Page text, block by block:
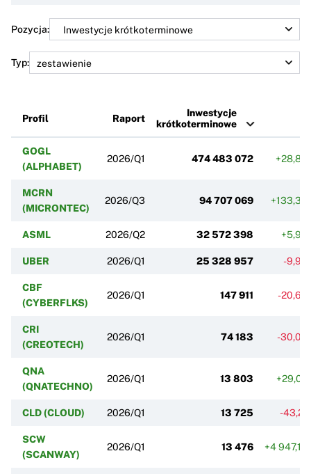
Pozycja:
Typ:
Profil Raport
Inwestycje
krótkoterminowe
GOGL
(ALPHABET)
2026/Q1 474 483 072
MCRN
(MICRONTEC)
2026/Q3 94 707 069
ASML 2026/Q2 32 572 398
UBER 2026/Q1 25 328 957 -
CBF
(CYBERFLKS)
2026/Q1 147 911 -
CRI
(CREOTECH)
2026/Q1 74 183 -
QNA
(QNATECHNO)
2026/Q1 13 803
CLD (CLOUD) 2026/Q1 13 725 -
SCW
(SCANWAY)
2026/Q1 13 476 +4